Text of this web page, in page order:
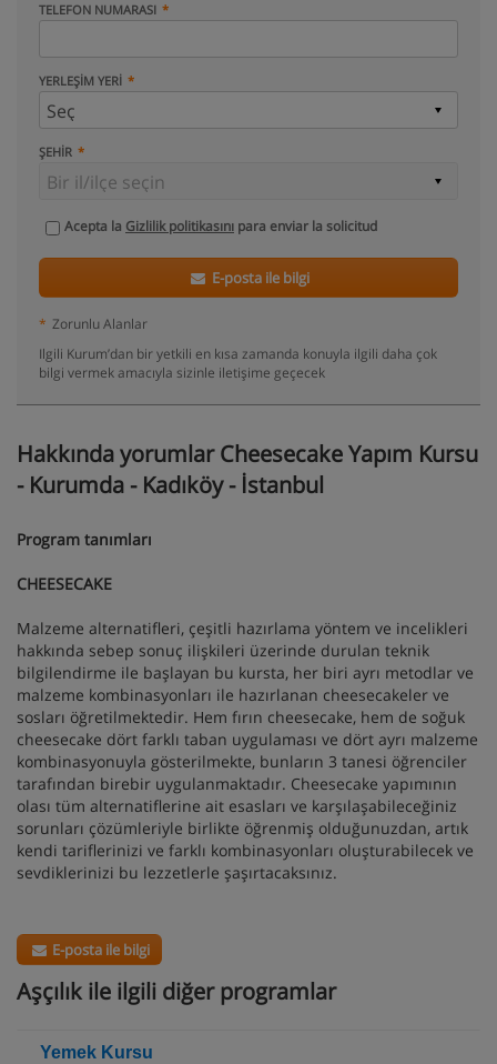
TELEFON NUMARASI
YERLEŞIM YERI
ŞEHIR
Acepta la Gizlilik politikasını para enviar la solicitud
E-posta ile bilgi
* Zorunlu Alanlar
Ilgili Kurum’dan bir yetkili en kısa zamanda konuyla ilgili daha çok
bilgi vermek amacıyla sizinle iletişime geçecek
Hakkında yorumlar Cheesecake Yapım Kursu
- Kurumda - Kadıköy - İstanbul
Program tanımları
CHEESECAKE
Malzeme alternatifleri, çeşitli hazırlama yöntem ve incelikleri
hakkında sebep sonuç ilişkileri üzerinde durulan teknik
bilgilendirme ile başlayan bu kursta, her biri ayrı metodlar ve
malzeme kombinasyonları ile hazırlanan cheesecakeler ve
sosları öğretilmektedir. Hem fırın cheesecake, hem de soğuk
cheesecake dört farklı taban uygulaması ve dört ayrı malzeme
kombinasyonuyla gösterilmekte, bunların 3 tanesi öğrenciler
tarafından birebir uygulanmaktadır. Cheesecake yapımının
olası tüm alternatiflerine ait esasları ve karşılaşabileceğiniz
sorunları çözümleriyle birlikte öğrenmiş olduğunuzdan, artık
kendi tariflerinizi ve farklı kombinasyonları oluşturabilecek ve
sevdiklerinizi bu lezzetlerle şaşırtacaksınız.
E-posta ile bilgi
Aşçılık ile ilgili diğer programlar
Yemek Kursu